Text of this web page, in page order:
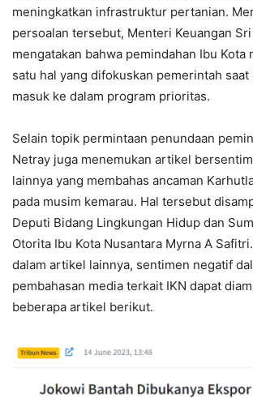
meningkatkan infrastruktur pertanian.
persoalan tersebut, Menteri Keuangan
mengatakan bahwa pemindahan Ibu Kota
satu hal yang difokuskan pemerintah saat
masuk ke dalam program prioritas.
Selain topik permintaan penundaan
Netray juga menemukan artikel
lainnya yang membahas ancaman
pada musim kemarau. Hal tersebut
Deputi Bidang Lingkungan Hidup dan
Otorita Ibu Kota Nusantara Myrna A
dalam artikel lainnya, sentimen negatif
pembahasan media terkait IKN dapat
beberapa artikel berikut.